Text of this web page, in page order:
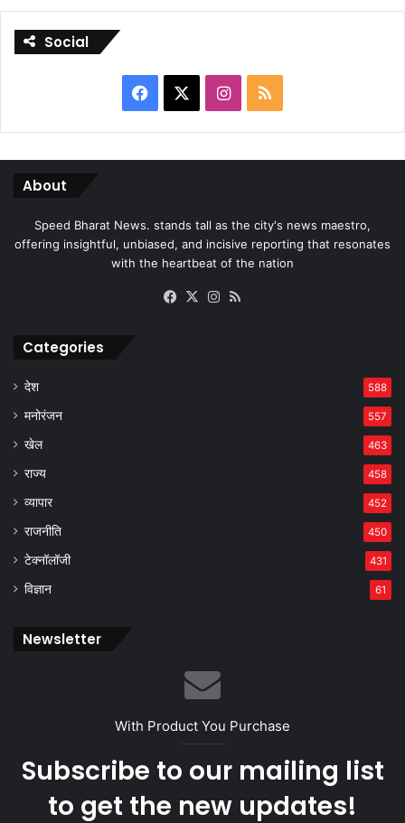
Social
Facebook Instagram
RSS
About
Speed Bharat News. stands tall as the city's news maestro,
offering insightful, unbiased, and incisive reporting that resonates
with the heartbeat of the nation
Facebook
X Instagram
Categories
देश 588
मनोरंजन 557
खेल 463
राज्य 458
व्यापार 452
राजनीति 450
टेक्नॉलॉजी 431
विज्ञान 61
Newsletter
With Product You Purchase
Subscribe to our mailing list
to get the new updates!